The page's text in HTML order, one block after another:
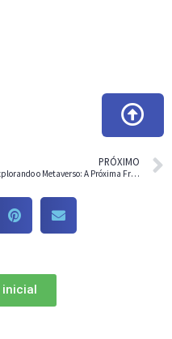
PRÓXIMO
Explorando o Metaverso: A Próxima Fronteira da Experiência Digital
inicial